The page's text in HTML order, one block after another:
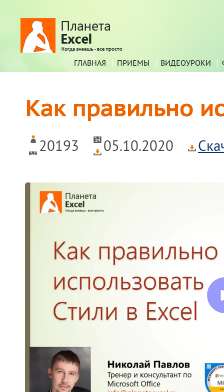
ГЛАВНАЯ ПРИЕМЫ ВИДЕОУРОКИ
Как правильно
20193 05.10.2020